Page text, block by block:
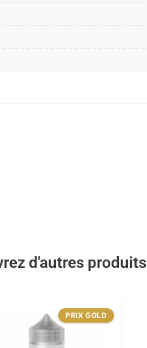
d'autres produits
PRIX GOLD